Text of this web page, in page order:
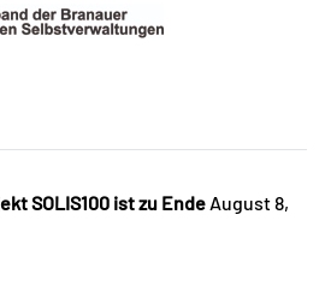
SOLIS100 ist zu Ende August 8,